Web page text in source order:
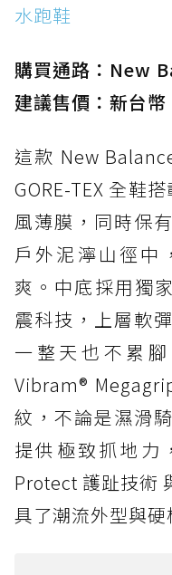
防水鞋推薦 15.
水跑鞋
購買通路：New
建議售價：新台
這款 New
GORE-TEX 全鞋
風薄膜，同時保
戶外泥濘山徑中
爽。中底採用獨
震科技，上層軟
一整天也不累
Vibram®
紋，不論是濕滑
提供極致抓地力
Protect 護趾技術
具了潮流外型與硬